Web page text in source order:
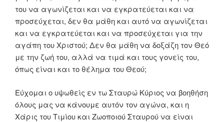
του να αγωνίζεται και να εγκρατεύεται και να
προσεύχεται, δεν θα μάθη και αυτό να αγωνίζεται
και να εγκρατεύεται και να προσεύχεται για την
αγάπη του Χριστού; Δεν θα μάθη να δοξάζη τον Θεό
με την ζωή του, αλλά να τιμά και τους γονείς του,
όπως είναι και το θέλημα του Θεού;
Εύχομαι ο υψωθείς εν τω Σταυρώ Κύριος να βοηθήση
όλους μας να κάνουμε αυτόν τον αγώνα, και η
Χάρις του Τιμίου και Ζωοποιού Σταυρού να είναι